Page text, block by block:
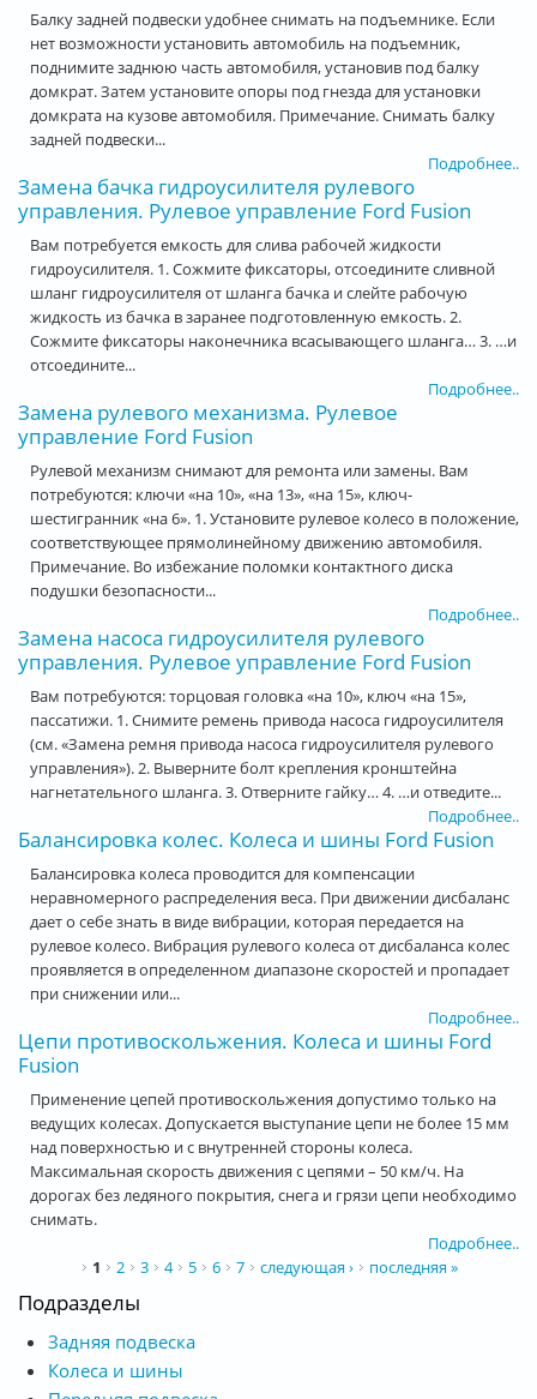
Балку задней подвески удобнее снимать на подъемнике. Если
нет возможности установить автомобиль на подъемник,
поднимите заднюю часть автомобиля, установив под балку
домкрат. Затем установите опоры под гнезда для установки
домкрата на кузове автомобиля. Примечание. Снимать балку
задней подвески...
Подробнее..
Замена бачка гидроусилителя рулевого
управления. Рулевое управление Ford Fusion
Вам потребуется емкость для слива рабочей жидкости
гидроусилителя. 1. Сожмите фиксаторы, отсоедините сливной
шланг гидроусилителя от шланга бачка и слейте рабочую
жидкость из бачка в заранее подготовленную емкость. 2.
Сожмите фиксаторы наконечника всасывающего шланга… 3. …и
отсоедините...
Подробнее..
Замена рулевого механизма. Рулевое
управление Ford Fusion
Рулевой механизм снимают для ремонта или замены. Вам
потребуются: ключи «на 10», «на 13», «на 15», ключ-
шестигранник «на 6». 1. Установите рулевое колесо в положение,
соответствующее прямолинейному движению автомобиля.
Примечание. Во избежание поломки контактного диска
подушки безопасности...
Подробнее..
Замена насоса гидроусилителя рулевого
управления. Рулевое управление Ford Fusion
Вам потребуются: торцовая головка «на 10», ключ «на 15»,
пассатижи. 1. Снимите ремень привода насоса гидроусилителя
(см. «Замена ремня привода насоса гидроусилителя рулевого
управления»). 2. Выверните болт крепления кронштейна
нагнетательного шланга. 3. Отверните гайку… 4. …и отведите...
Подробнее..
Балансировка колес. Колеса и шины Ford Fusion
Балансировка колеса проводится для компенсации
неравномерного распределения веса. При движении дисбаланс
дает о себе знать в виде вибрации, которая передается на
рулевое колесо. Вибрация рулевого колеса от дисбаланса колес
проявляется в определенном диапазоне скоростей и пропадает
при снижении или...
Подробнее..
Цепи противоскольжения. Колеса и шины Ford
Fusion
Применение цепей противоскольжения допустимо только на
ведущих колесах. Допускается выступание цепи не более 15 мм
над поверхностью и с внутренней стороны колеса.
Максимальная скорость движения с цепями – 50 км/ч. На
дорогах без ледяного покрытия, снега и грязи цепи необходимо
снимать.
Подробнее..
Страницы
1 2 3 4 5 6 7 следующая › последняя »
Подразделы
Задняя подвеска
Колеса и шины